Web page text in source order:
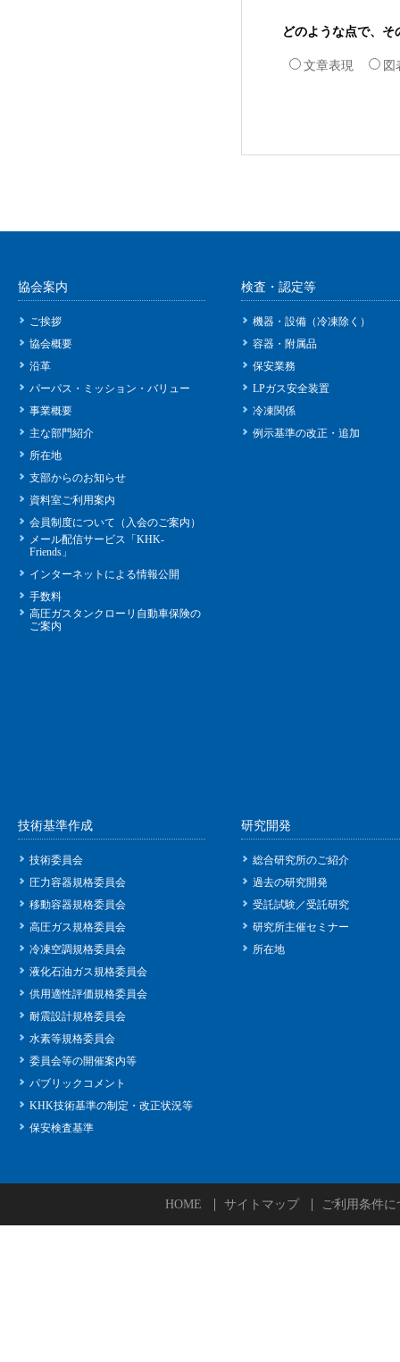
どのような点で、
文章表現 図
協会案内
ご挨拶
協会概要
沿革
パーパス・ミッション・バリュー
事業概要
主な部門紹介
所在地
支部からのお知らせ
資料室ご利用案内
会員制度について（入会のご案内）
メール配信サービス「KHK-
Friends」
インターネットによる情報公開
手数料
高圧ガスタンクローリ自動車保険の
ご案内
検査・認定等
機器・設備（冷凍除く）
容器・附属品
保安業務
LPガス安全装置
冷凍関係
例示基準の改正・追加
技術基準作成
技術委員会
圧力容器規格委員会
移動容器規格委員会
高圧ガス規格委員会
冷凍空調規格委員会
液化石油ガス規格委員会
供用適性評価規格委員会
耐震設計規格委員会
水素等規格委員会
委員会等の開催案内等
パブリックコメント
KHK技術基準の制定・改正状況等
保安検査基準
研究開発
総合研究所のご紹介
過去の研究開発
受託試験／受託研究
研究所主催セミナー
所在地
HOME サイトマップ ご利用条件に